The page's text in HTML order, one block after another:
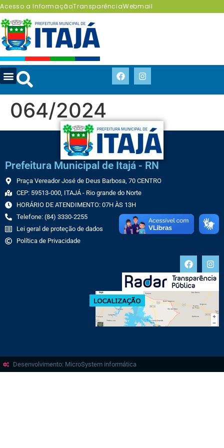
Acesso a InformaçãoTransparênciaWebmail
064/2024
Prefeitura Municipal de Itajá - RN
Praça Vereador José de Deus Barbosa, 70 CENTRO
CEP: 59513-000, ITAJÁ - Rio grande do Norte
HORÁRIO DE ATENDIMENTO: 07H ÀS 13H
Telefone: (84) 3330-2255
Lei geral de proteção de dados
Política de Privacidade
Desenvolvimento: MicroSystem informática